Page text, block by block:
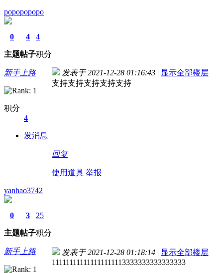
popopopopo
0
主题
4
帖子
4
积分
新手上路
积分
4
发消息
发表于 2021-12-28 01:16:43 | 显示全部楼层
支持支持支持支持支持
回复
使用道具 举报
yanhao3742
0
主题
3
帖子
25
积分
新手上路 发表于 2021-12-28 01:18:14 | 显示全部楼层
111111111111111111113333333333333333